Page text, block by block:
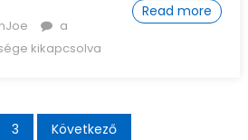
Read more
Fekete sügér horgászata és
ismertetése bejegyzéshez
a
kikapcsolva
3 Következő